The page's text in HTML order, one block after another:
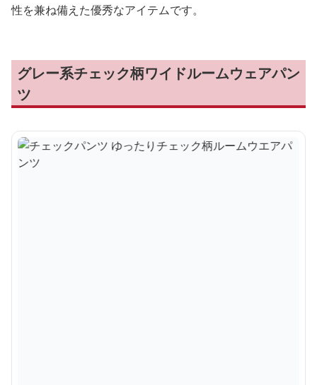
性を兼ね備えた優秀なアイテムです。
グレー系チェック柄ワイドルームウェアパン
ツ